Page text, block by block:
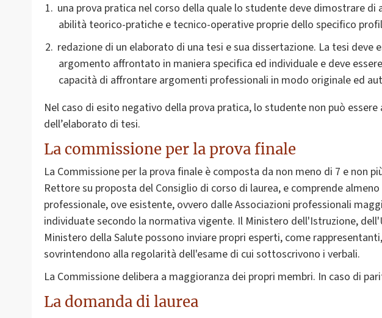
una prova pratica nel corso della quale lo studente deve dimostrare di
abilità teorico-pratiche e tecnico-operative proprie dello specifico
redazione di un elaborato di una tesi e sua dissertazione. La tesi deve
argomento affrontato in maniera specifica ed individuale e deve
capacità di affrontare argomenti professionali in modo originale ed
Nel caso di esito negativo della prova pratica, lo studente non può
dell’elaborato di tesi.
La commissione per la prova finale
La Commissione per la prova finale è composta da non meno di 7 e non
Rettore su proposta del Consiglio di corso di laurea, e comprende
professionale, ove esistente, ovvero dalle Associazioni professionali
individuate secondo la normativa vigente. Il Ministero dell'Istruzione,
Ministero della Salute possono inviare propri esperti, come
sovrintendono alla regolarità dell'esame di cui sottoscrivono i verbali.
La Commissione delibera a maggioranza dei propri membri. In caso di
La domanda di laurea